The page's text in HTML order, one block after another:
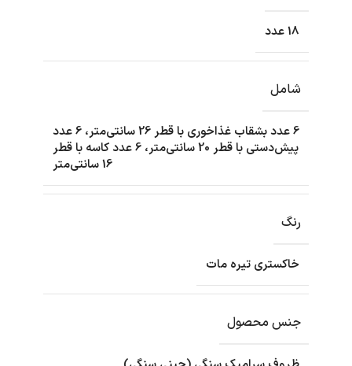
18 عدد
شامل
6 عدد بشقاب غذاخوری با قطر 26 سانتی‌متر، 6 عدد
پیش‌دستی با قطر 20 سانتی‌متر، 6 عدد کاسه با قطر
16 سانتی‌متر
رنگ
خاکستری تیره مات
جنس محصول